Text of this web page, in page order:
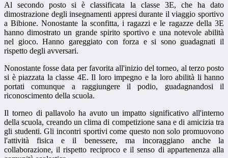
Al secondo posto si è classificata la classe 3E, che ha dato
dimostrazione degli insegnamenti appresi durante il viaggio sportivo
a Bibione. Nonostante la sconfitta, i ragazzi e le ragazze della 3E
hanno dimostrato un grande spirito sportivo e una notevole abilità
nel gioco. Hanno gareggiato con forza e si sono guadagnati il
rispetto degli avversari.
Nonostante fosse data per favorita all'inizio del torneo, al terzo posto
si è piazzata la classe 4E. Il loro impegno e la loro abilità li hanno
portati comunque a raggiungere il podio, guadagnandosi il
riconoscimento della scuola.
Il torneo di pallavolo ha avuto un impatto significativo all'interno
della scuola, creando un clima di competizione sana e di amicizia tra
gli studenti. Gli incontri sportivi come questo non solo promuovono
l'attività fisica e il benessere, ma incoraggiano anche la
collaborazione, il rispetto reciproco e il senso di appartenenza alla